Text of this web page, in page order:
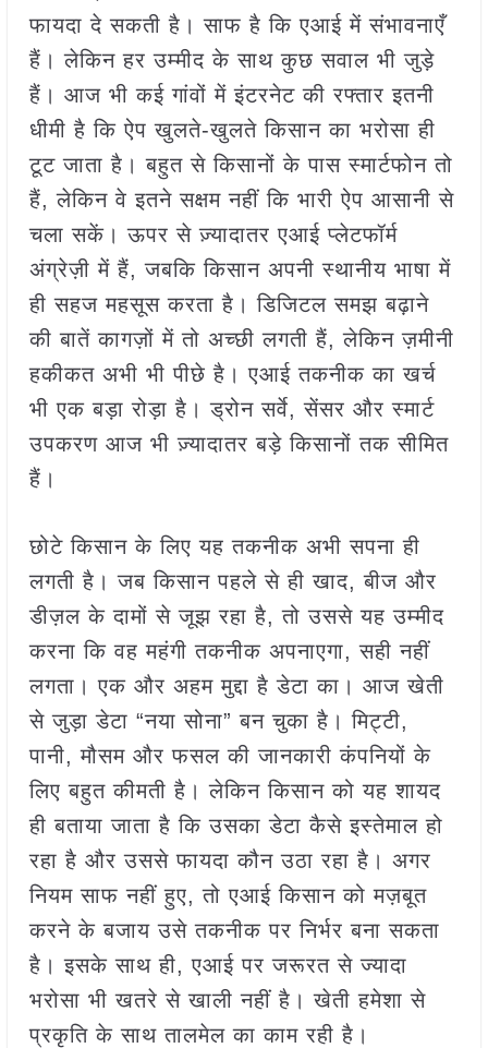
फायदा दे सकती है। साफ है कि एआई में संभावनाएँ
हैं। लेकिन हर उम्मीद के साथ कुछ सवाल भी जुड़े
हैं। आज भी कई गांवों में इंटरनेट की रफ्तार इतनी
धीमी है कि ऐप खुलते-खुलते किसान का भरोसा ही
टूट जाता है। बहुत से किसानों के पास स्मार्टफोन तो
हैं, लेकिन वे इतने सक्षम नहीं कि भारी ऐप आसानी से
चला सकें। ऊपर से ज़्यादातर एआई प्लेटफॉर्म
अंग्रेज़ी में हैं, जबकि किसान अपनी स्थानीय भाषा में
ही सहज महसूस करता है। डिजिटल समझ बढ़ाने
की बातें कागज़ों में तो अच्छी लगती हैं, लेकिन ज़मीनी
हकीकत अभी भी पीछे है। एआई तकनीक का खर्च
भी एक बड़ा रोड़ा है। ड्रोन सर्वे, सेंसर और स्मार्ट
उपकरण आज भी ज़्यादातर बड़े किसानों तक सीमित
हैं।
छोटे किसान के लिए यह तकनीक अभी सपना ही
लगती है। जब किसान पहले से ही खाद, बीज और
डीज़ल के दामों से जूझ रहा है, तो उससे यह उम्मीद
करना कि वह महंगी तकनीक अपनाएगा, सही नहीं
लगता। एक और अहम मुद्दा है डेटा का। आज खेती
से जुड़ा डेटा “नया सोना” बन चुका है। मिट्टी,
पानी, मौसम और फसल की जानकारी कंपनियों के
लिए बहुत कीमती है। लेकिन किसान को यह शायद
ही बताया जाता है कि उसका डेटा कैसे इस्तेमाल हो
रहा है और उससे फायदा कौन उठा रहा है। अगर
नियम साफ नहीं हुए, तो एआई किसान को मज़बूत
करने के बजाय उसे तकनीक पर निर्भर बना सकता
है। इसके साथ ही, एआई पर जरूरत से ज्यादा
भरोसा भी खतरे से खाली नहीं है। खेती हमेशा से
प्रकृति के साथ तालमेल का काम रही है।